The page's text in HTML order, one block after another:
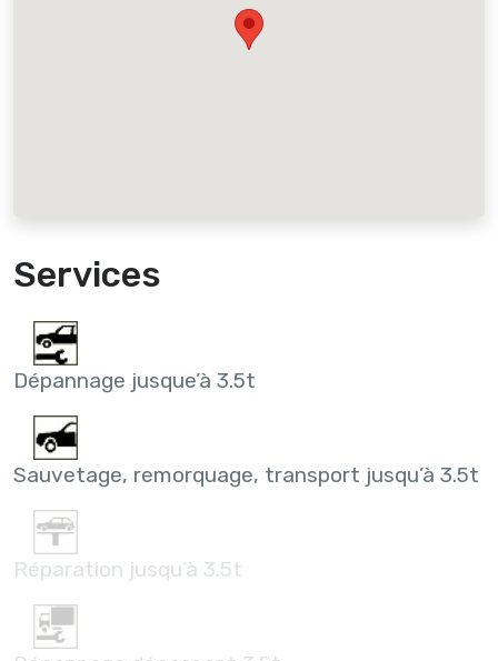
Services
Dépannage jusque’à 3.5t
Sauvetage, remorquage, transport jusqu’à 3.5t
Réparation jusqu’à 3.5t